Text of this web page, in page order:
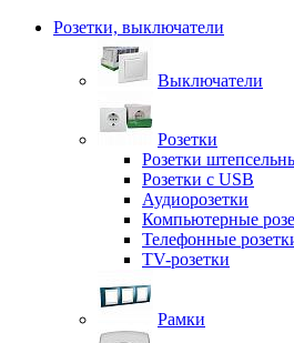
Розетки, выключатели
Выключатели
Розетки
Розетки
Розетки с USB
Аудиорозетки
Компьютерные
Телефонные
TV-розетки
Рамки